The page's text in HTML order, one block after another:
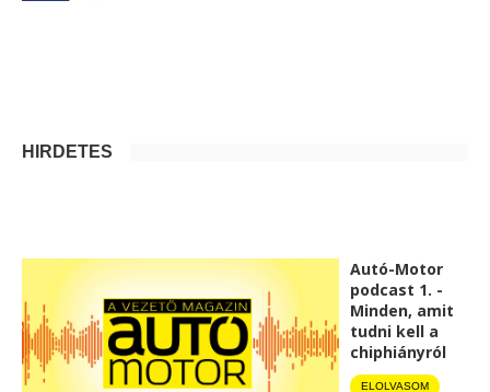
HIRDETÉS
Autó-Motor
podcast 1. -
Minden, amit
tudni kell a
chiphiányról
ELOLVASOM